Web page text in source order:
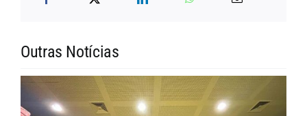
Outras Notícias